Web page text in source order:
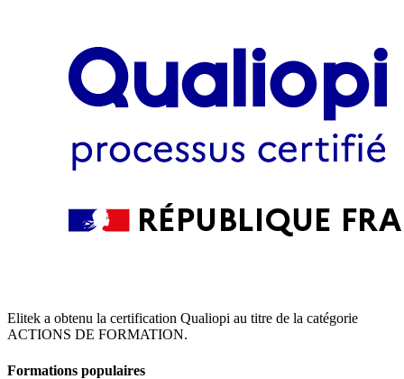
Elitek a obtenu la certification Qualiopi au titre de la catégorie
ACTIONS DE FORMATION.
Formations populaires